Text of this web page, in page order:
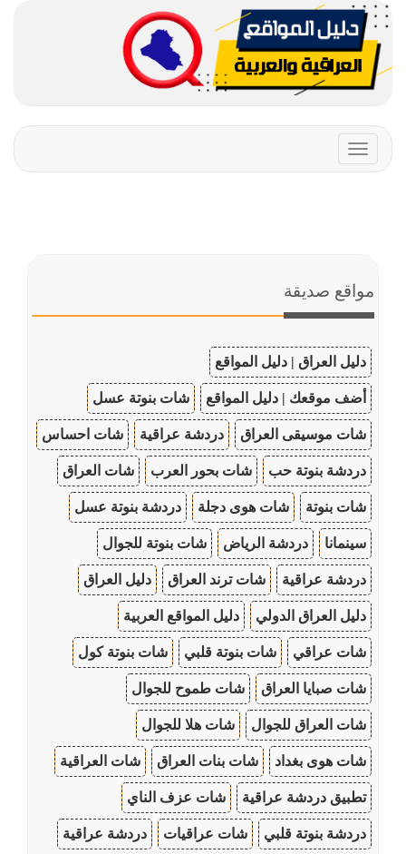
Toggle
navigation
مواقع صديقة
دليل العراق | دليل المواقع
أضف موقعك | دليل المواقع شات بنوتة عسل
شات موسيقى العراق دردشة عراقية شات احساس
دردشة بنوتة حب شات بحور العرب شات العراق
شات بنوتة شات هوى دجلة دردشة بنوتة عسل
سينمانا دردشة الرياض شات بنوتة للجوال
دردشة عراقية شات ترند العراق دليل العراق
دليل العراق الدولي دليل المواقع العربية
شات عراقي شات بنوتة قلبي شات بنوتة كول
شات صبايا العراق شات طموح للجوال
شات العراق للجوال شات هلا للجوال
شات هوى بغداد شات بنات العراق شات العراقية
تطبيق دردشة عراقية شات عزف الناي
دردشة بنوتة قلبي شات عراقيات دردشة عراقية